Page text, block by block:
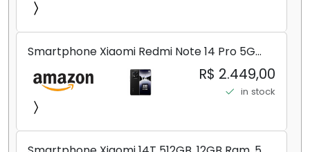
Smartphone Xiaomi Redmi Note 14 Pro 5G
Midnight Black (Preto) 12GB RAM 512GB ROM
NFC [ 24090RA29G ]
R$ 2.449,00
in stock